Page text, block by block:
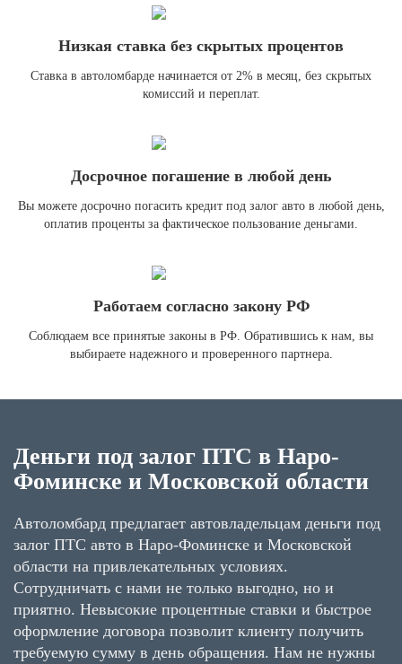
Низкая ставка без скрытых процентов
Ставка в автоломбарде начинается от 2% в месяц, без скрытых
комиссий и переплат.
Досрочное погашение в любой день
Вы можете досрочно погасить кредит под залог авто в любой день,
оплатив проценты за фактическое пользование деньгами.
Работаем согласно закону РФ
Соблюдаем все принятые законы в РФ. Обратившись к нам, вы
выбираете надежного и проверенного партнера.
Деньги под залог ПТС в Наро-
Фоминске и Московской области
Автоломбард предлагает автовладельцам деньги под
залог ПТС авто в Наро-Фоминске и Московской
области на привлекательных условиях.
Сотрудничать с нами не только выгодно, но и
приятно. Невысокие процентные ставки и быстрое
оформление договора позволит клиенту получить
требуемую сумму в день обращения. Нам не нужны